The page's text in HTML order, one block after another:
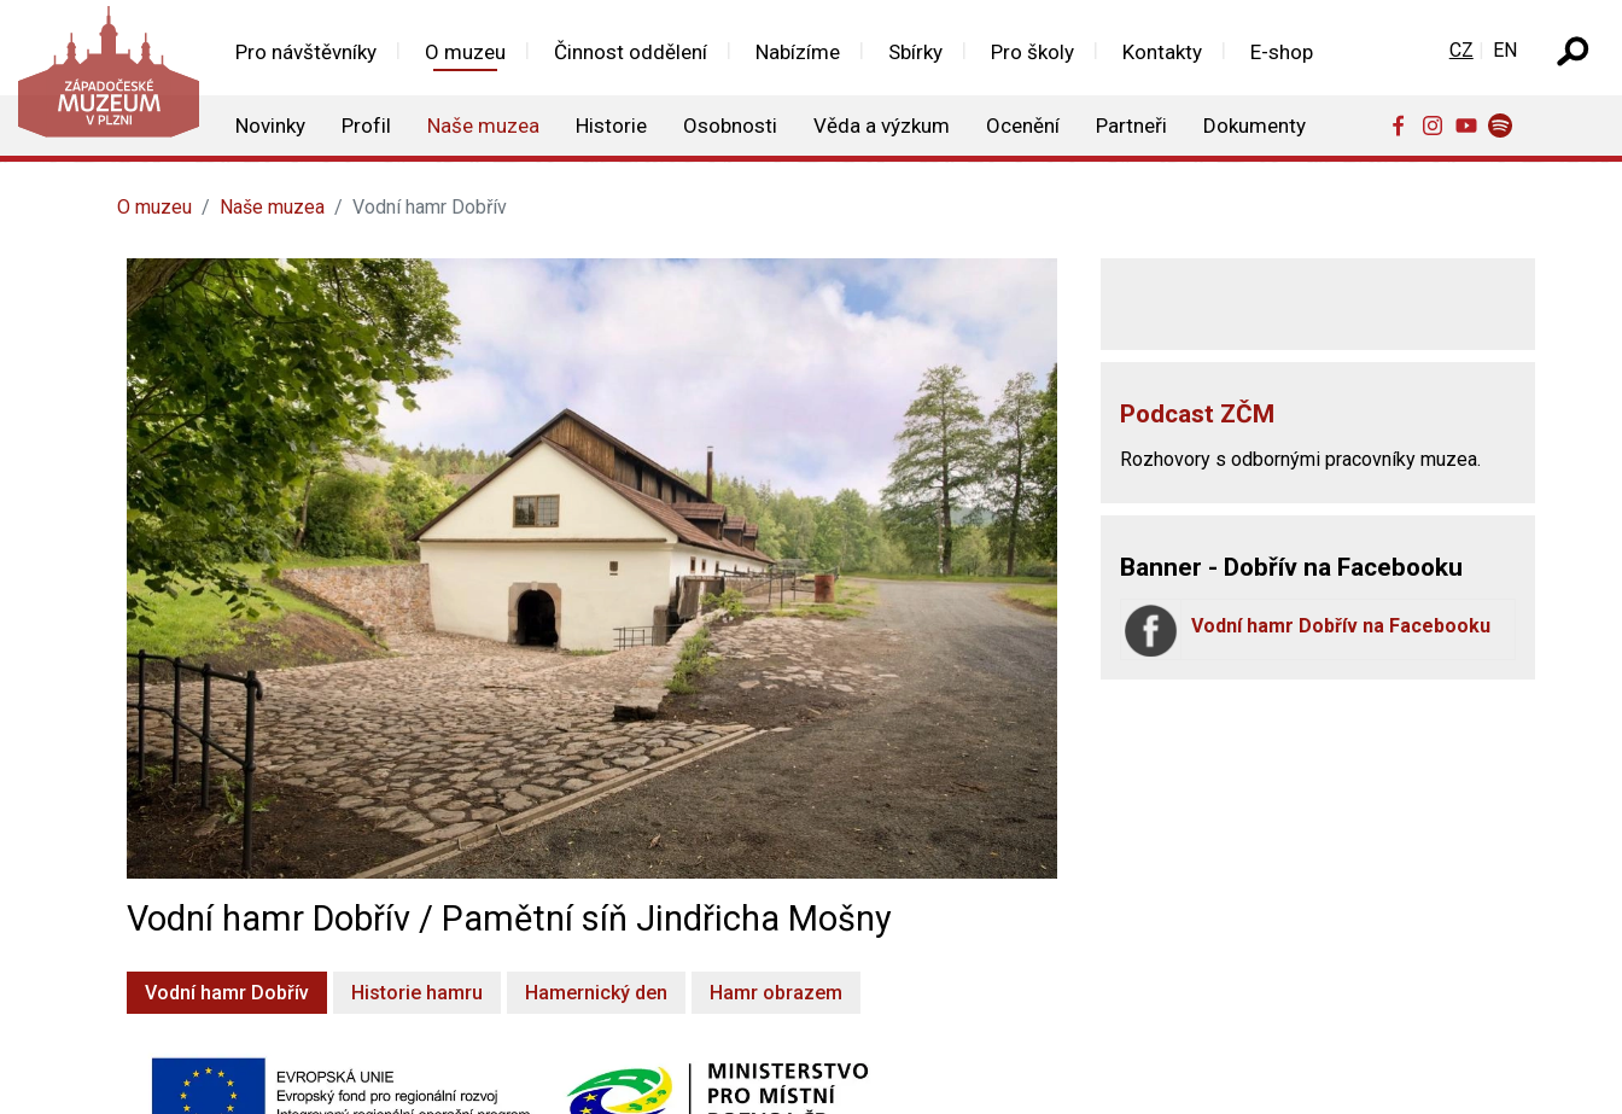
Pro návštěvníky O muzeu Činnost oddělení Nabízíme Sbírky Pro školy Kontakty E-shop
Novinky Profil Naše muzea Historie Osobnosti Věda a výzkum Ocenění Partneři Dokumenty
Zvolte jazyk
CZ EN
O muzeu Naše muzea Vodní hamr Dobřív
Vodní hamr Dobřív / Pamětní síň Jindřicha Mošny
Vodní hamr Dobřív Historie hamru Hamernický den Hamr obrazem
Podcast ZČM
Rozhovory s odbornými pracovníky muzea.
Banner - Dobřív na Facebooku
Vodní hamr Dobřív na Facebooku